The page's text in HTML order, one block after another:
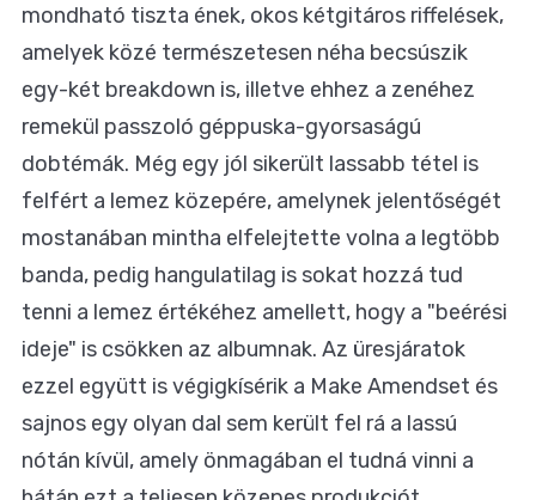
mondható tiszta ének, okos kétgitáros riffelések,
amelyek közé természetesen néha becsúszik
egy-két breakdown is, illetve ehhez a zenéhez
remekül passzoló géppuska-gyorsaságú
dobtémák. Még egy jól sikerült lassabb tétel is
felfért a lemez közepére, amelynek jelentőségét
mostanában mintha elfelejtette volna a legtöbb
banda, pedig hangulatilag is sokat hozzá tud
tenni a lemez értékéhez amellett, hogy a "beérési
ideje" is csökken az albumnak. Az üresjáratok
ezzel együtt is végigkísérik a Make Amendset és
sajnos egy olyan dal sem került fel rá a lassú
nótán kívül, amely önmagában el tudná vinni a